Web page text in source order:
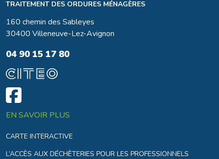
TRAITEMENT DES ORDURES MÉNAGÈRES
160 chemin des Sableyes
30400 Villeneuve-Lez-Avignon
04 90 15 17 80
EN SAVOIR PLUS
CARTE INTERACTIVE
L’ACCÈS AUX DÉCHÈTERIES POUR LES PROFESSIONNELS